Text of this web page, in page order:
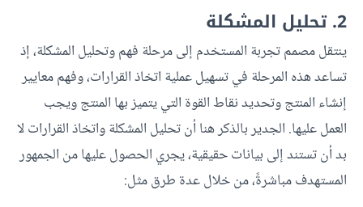
2. تحليل المشكلة
ينتقل مصمم تجربة المستخدم إلى مرحلة فهم وتحليل المشكلة، إذ
تساعد هذه المرحلة في تسهيل عملية اتخاذ القرارات، وفهم معايير
إنشاء المنتج وتحديد نقاط القوة التي يتميز بها المنتج ويجب
العمل عليها. الجدير بالذكر هنا أن تحليل المشكلة واتخاذ القرارات لا
بد أن تستند إلى بيانات حقيقية، يجري الحصول عليها من الجمهور
المستهدف مباشرةً، من خلال عدة طرق مثل: